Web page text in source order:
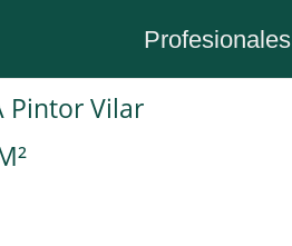
Profesionales
Pintor Vilar